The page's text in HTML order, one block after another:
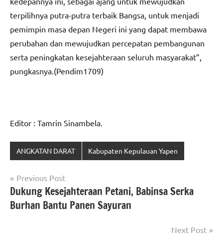
terpilihnya putra-putra terbaik Bangsa, untuk menjadi
pemimpin masa depan Negeri ini yang dapat membawa
perubahan dan mewujudkan percepatan pembangunan
serta peningkatan kesejahteraan seluruh masyarakat”,
pungkasnya.(Pendim1709)
Editor : Tamrin Sinambela.
ANGKATAN DARAT Kabupaten Kepulauan Yapen
Navigasi
pos
Previous Post
Dukung Kesejahteraan Petani, Babinsa Serka
Burhan Bantu Panen Sayuran
Next Post